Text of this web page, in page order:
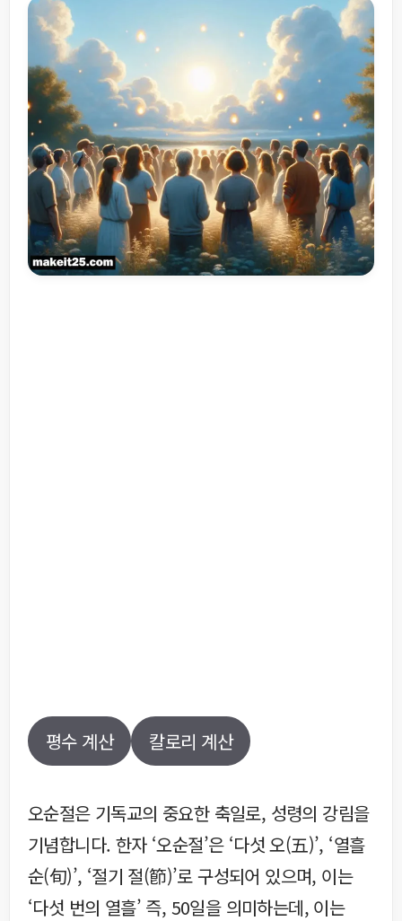
평수 계산 칼로리 계산
오순절은 기독교의 중요한 축일로, 성령의 강림을
기념합니다. 한자 ‘오순절’은 ‘다섯 오(五)’, ‘열흘
순(旬)’, ‘절기 절(節)’로 구성되어 있으며, 이는
‘다섯 번의 열흘’ 즉, 50일을 의미하는데, 이는